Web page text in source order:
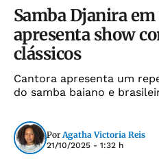
Samba Djanira
apresenta show
clássicos
Cantora apresenta um
do samba baiano e
Por Agatha Victoria Reis
21/10/2025 - 1:32 h